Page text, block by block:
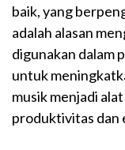
baik, yang
adalah alasan
digunakan dalam
untuk
musik menjadi
produktivitas dan